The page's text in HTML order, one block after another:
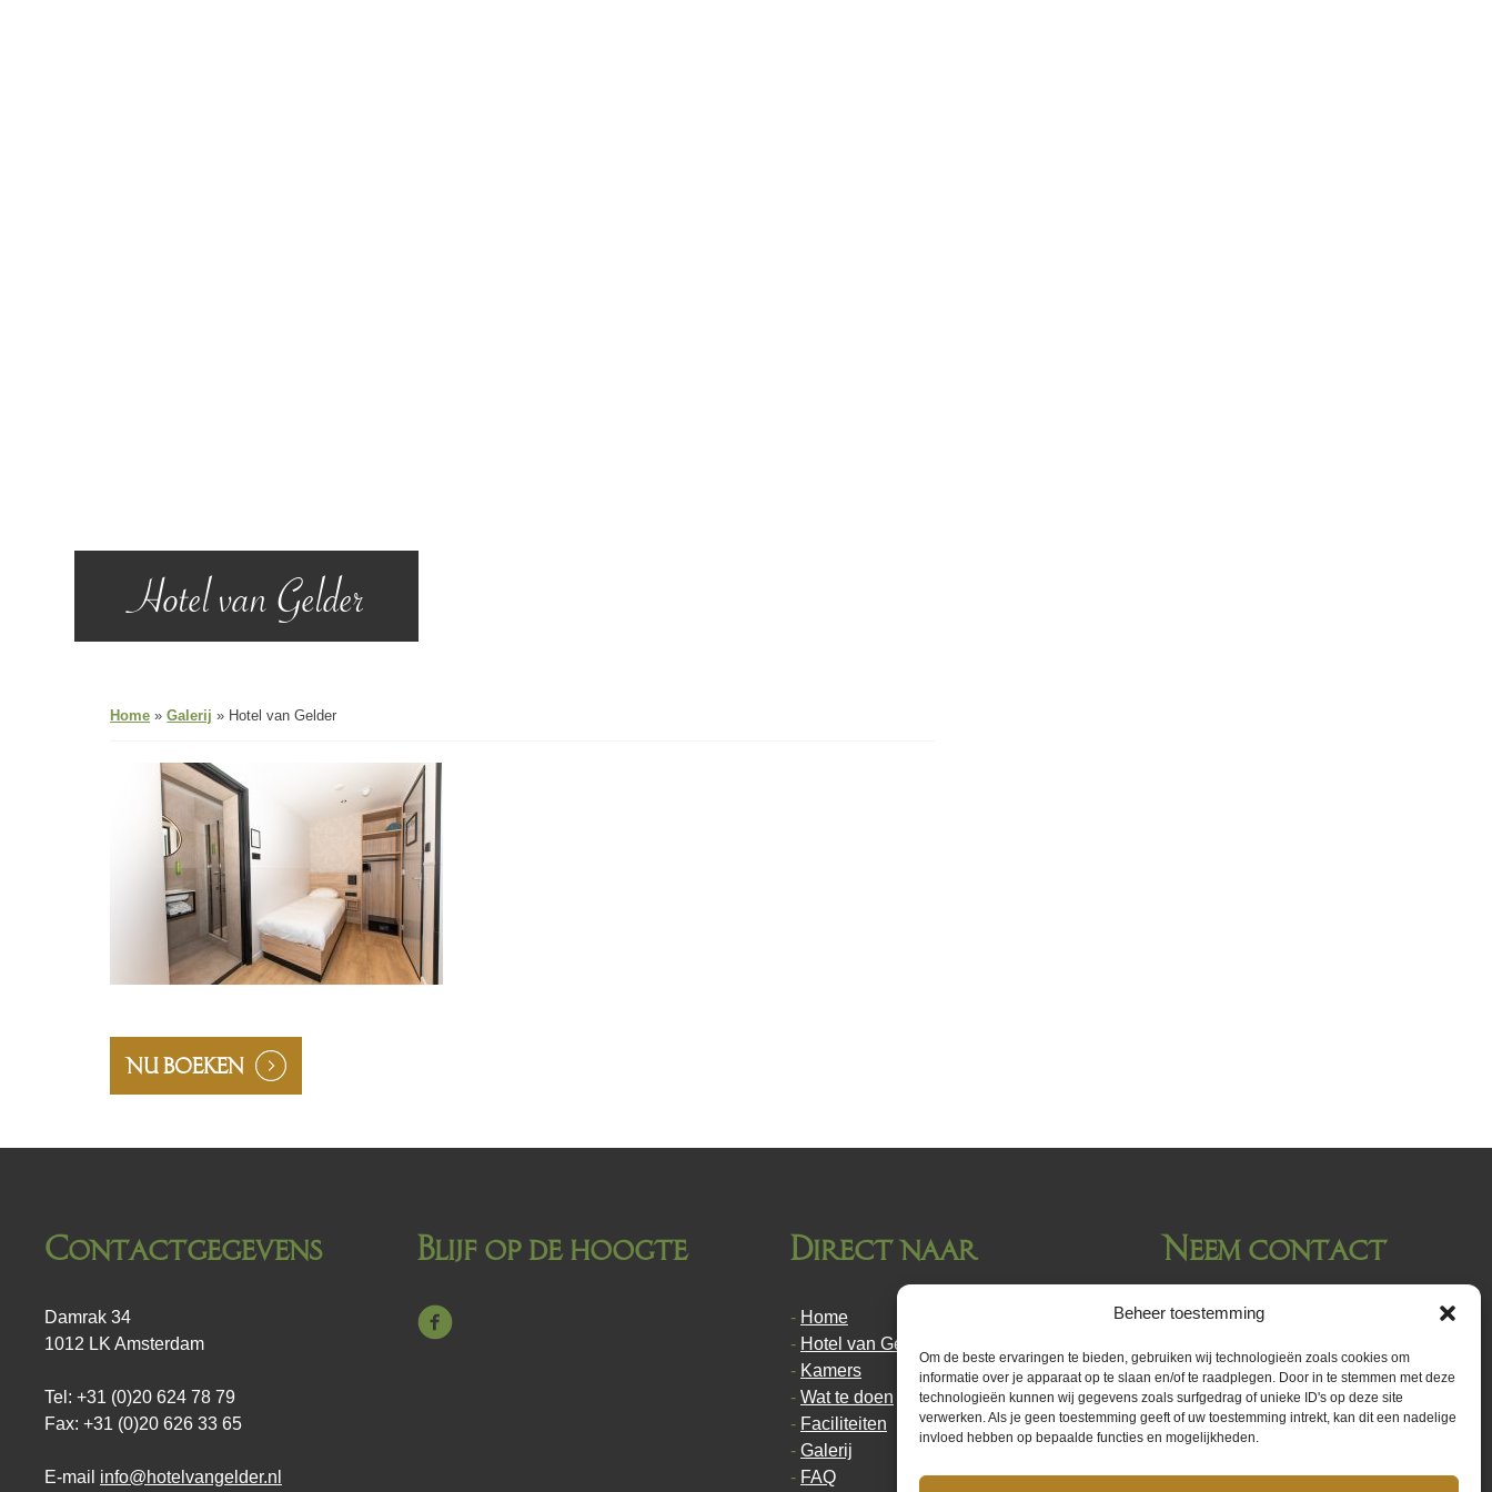
Beheer toestemming
Om de beste ervaringen te bieden, gebruiken wij technologieën zoals cookies om
informatie over je apparaat op te slaan en/of te raadplegen. Door in te stemmen met deze
technologieën kunnen wij gegevens zoals surfgedrag of unieke ID's op deze site
verwerken. Als je geen toestemming geeft of uw toestemming intrekt, kan dit een nadelige
invloed hebben op bepaalde functies en mogelijkheden.
Hotel van Gelder
Home »Galerij » Hotel van Gelder
NU BOEKEN
Contactgegevens
Damrak 34
1012 LK Amsterdam
Tel: +31 (0)20 624 78 79
Fax: +31 (0)20 626 33 65
E-mail info@hotelvangelder.nl
Blijf op de hoogte Direct naar
Home
Hotel van Gelder
Kamers
Wat te doen
Faciliteiten
Galerij
FAQ
Neem contact
met ons op
Naam *